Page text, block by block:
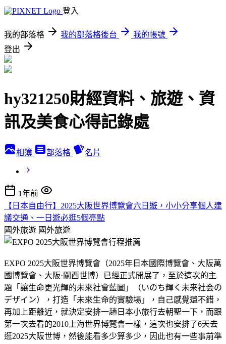
登入
我的部落格 我的部落格後台
我的帳號
登出
hy321250財經資料、旅遊、資
訊及美食心得記錄處
相簿 部落格 名片
1年前
【日本自由行】2025大阪世界博覽會六日遊，小小分享個人建
議交通、一日遊必逛5個亮點
國外旅遊 國外旅遊
EXPO 2025大阪世界博覽會（2025年日本國際博覽會、大阪萬
國博覽會、大阪·關西世博）已經正式開展了，至於這次的主
題「讓生命更光輝的未來社會藍圖」（いのち輝く未来社会の
デザイン），打造「未來生命的實驗場」，自己感覺還不錯，
再加上距離近，就決定安排一趟日本小旅行去朝聖一下，而跟
第一次去看的2010上海世界博覽會一樣，這次也安排了6天去
逛2025大阪世博，然後能看多少算多少，因此也有一些事前準